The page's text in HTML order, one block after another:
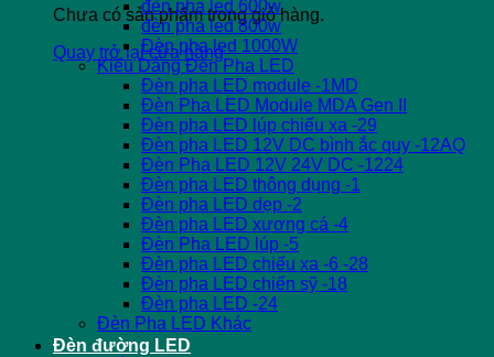
Chưa có sản phẩm trong giỏ hàng.
Quay trở lại cửa hàng
đèn pha led 600w
đèn pha led 800w
Đèn pha led 1000W
Kiểu Dáng Đèn Pha LED
Đèn pha LED module -1MD
Đèn Pha LED Module MDA Gen II
Đèn pha LED lúp chiếu xa -29
Đèn pha LED 12V DC bình ắc quy -12AQ
Đèn Pha LED 12V 24V DC -1224
Đèn pha LED thông dụng -1
Đèn pha LED dẹp -2
Đèn pha LED xương cá -4
Đèn Pha LED lúp -5
Đèn pha LED chiếu xa -6 -28
Đèn pha LED chiến sỹ -18
Đèn pha LED -24
Đèn Pha LED Khác
Đèn đường LED